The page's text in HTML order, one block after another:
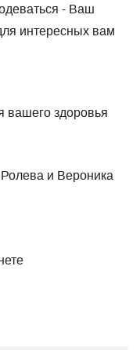
- Ваш
интересных вам
вашего здоровья
и Вероника